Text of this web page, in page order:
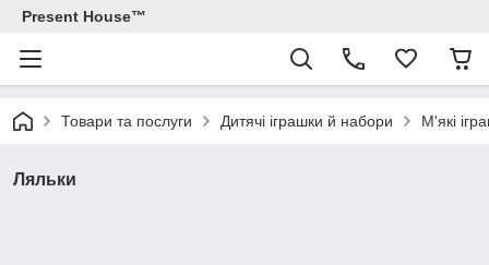
Present House™
Товари та послуги Дитячі іграшки й набори М'які
Ляльки